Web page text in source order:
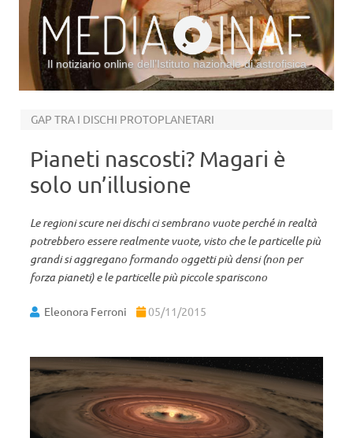
Il notiziario online dell’Istituto nazionale di astrofisica
GAP TRA I DISCHI PROTOPLANETARI
Pianeti nascosti? Magari è
solo un’illusione
Le regioni scure nei dischi ci sembrano vuote perché in realtà
potrebbero essere realmente vuote, visto che le particelle più
grandi si aggregano formando oggetti più densi (non per
forza pianeti) e le particelle più piccole spariscono
Eleonora Ferroni 05/11/2015